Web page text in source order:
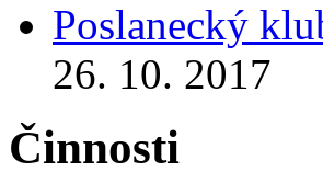
Poslanecký
26. 10. 2017
Činnosti